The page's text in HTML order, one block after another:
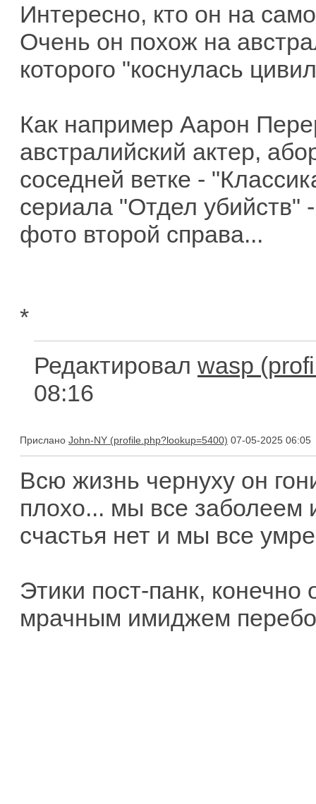
Интересно, кто он на
Очень он похож на
которого "коснулась
Как например Аарон
австралийский актер,
соседней ветке -
сериала "Отдел убийств"
фото второй справа...
*
Редактировал wasp
08:16
Прислано John-NY 07-05-2025 06:05
Всю жизнь чернуху он
плохо... мы все заболеем
счастья нет и мы все
Этики пост-панк,
мрачным имиджем